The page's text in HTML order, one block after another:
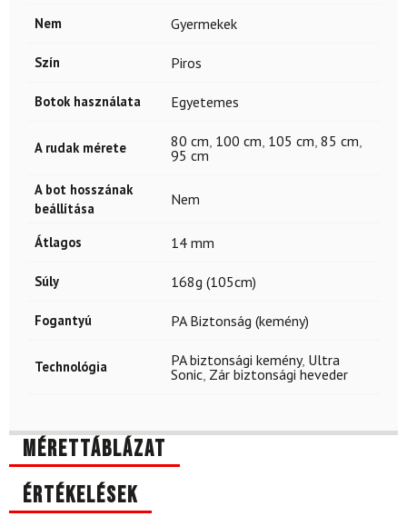
Nem Gyermekek
Szín Piros
Botok használata Egyetemes
A rudak mérete 80 cm, 100 cm, 105 cm, 85 cm,
95 cm
A bot hosszának
beállítása
Nem
Átlagos 14 mm
Súly 168g (105cm)
Fogantyú PA Biztonság (kemény)
Technológia PA biztonsági kemény, Ultra
Sonic, Zár biztonsági heveder
Mérettáblázat
Értékelések